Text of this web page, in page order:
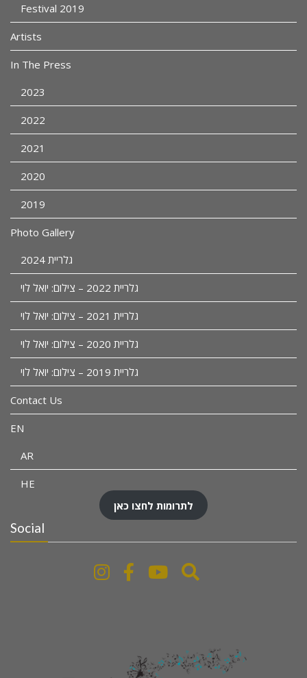
Festival 2019
Artists
In The Press
2023
2022
2021
2020
2019
Photo Gallery
גלריית 2024
גלריית 2022 – צילום: יואל לוי
גלריית 2021 – צילום: יואל לוי
גלריית 2020 – צילום: יואל לוי
גלריית 2019 – צילום: יואל לוי
Contact Us
EN
AR
HE
לתרומות לחצו כאן
Social